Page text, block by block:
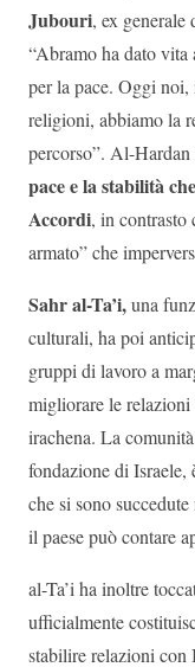
Jubouri, ex generale
“Abramo ha dato vita
per la pace. Oggi
religioni, abbiamo la
percorso”. Al-
pace e la stabilità
Accordi, in contrasto
armato” che
Sahr al-Ta’i,una
culturali, ha poi
gruppi di lavoro a
migliorare le relazioni
irachena. La
fondazione di Israele,
che si sono
il paese può contare
al-Ta’i ha inoltre
ufficialmente
stabilire relazioni con